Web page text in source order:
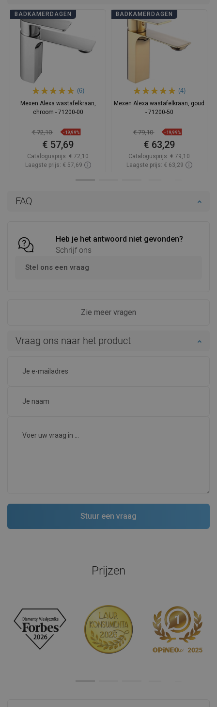
FAQ
Heb je het antwoord niet gevonden?
Schrijf ons
Stel ons een vraag
Zie meer vragen
Vraag ons naar het product
BADKAMERDAGEN
(6)
Mexen Alexa wastafelkraan,
chroom - 71200-00
€ 72,10 -19,99%
€ 57,69
Catalogusprijs: € 72,10
Laagste prijs: € 57,69
BADKAMERDAGEN
(4)
Mexen Alexa wastafelkraan, goud
- 71200-50
€ 79,10 -19,99%
€ 63,29
Catalogusprijs: € 79,10
Laagste prijs: € 63,29
Prijzen